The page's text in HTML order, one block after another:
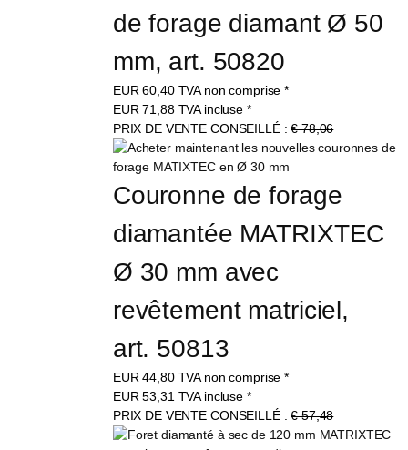
de forage diamant Ø 50
mm, art. 50820
EUR60,40 TVA non comprise *
EUR71,88 TVA incluse *
PRIX DE VENTE CONSEILLÉ :€ 78,06
Couronne de forage
diamantée MATRIXTEC
Ø 30 mm avec
revêtement matriciel,
art. 50813
EUR44,80 TVA non comprise *
EUR53,31 TVA incluse *
PRIX DE VENTE CONSEILLÉ :€ 57,48